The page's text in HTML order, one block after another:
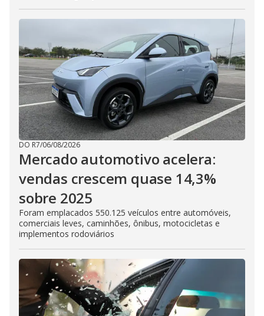
DO R7/06/08/2026
Mercado automotivo acelera:
vendas crescem quase 14,3%
sobre 2025
Foram emplacados 550.125 veículos entre automóveis,
comerciais leves, caminhões, ônibus, motocicletas e
implementos rodoviários